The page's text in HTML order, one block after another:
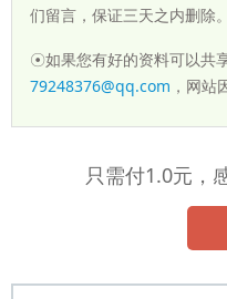
们留言，保证三天之内删除。
☉如果您有好的资料可以共
79248376@qq.com ，网站
只需付1.0元，